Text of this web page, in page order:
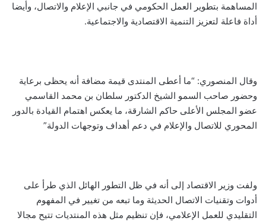
المساهمة بتطوير العمل الحكومي في جانبي الإعلام والاتصال، وأيضا
أداة فاعلة لتعزيز التنمية الاقتصادية والاجتماعية.
وقال المنصوري: “ما أعطى المنتدى قيمة مضافة أنه يحظى برعاية
وحضور صاحب السمو الشيخ الدكتور سلطان بن محمد القاسمي
عضو المجلس الأعلى حاكم الشارقة، ما يعكس اهتمام القيادة بالدور
المحوري للاتصال والإعلام في دعم أهداف وتوجهات الدولة”
ولفت وزير الاقتصاد إلى أنه في ظل التطور الهائل الذي طرأ على
أدوات وتقنيات الاتصال الحديثة وما تبعه من تغيير في المفهوم
التقليدي للعمل الإعلامي، فإن تنظيم مثل هذه المنتديات تتيح مجالا